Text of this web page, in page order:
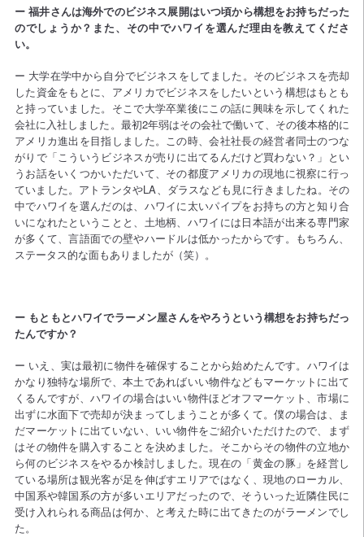
ー 福井さんは海外でのビジネス展開はいつ頃から構想をお持ちだった
のでしょうか？また、その中でハワイを選んだ理由を教えてくださ
い。
ー 大学在学中から自分でビジネスをしてました。そのビジネスを売却
した資金をもとに、アメリカでビジネスをしたいという構想はもとも
と持っていました。そこで大学卒業後にこの話に興味を示してくれた
会社に入社しました。最初2年弱はその会社で働いて、その後本格的に
アメリカ進出を目指しました。この時、会社社長の経営者同士のつな
がりで「こういうビジネスが売りに出てるんだけど買わない？」とい
うお話をいくつかいただいて、その都度アメリカの現地に視察に行っ
ていました。アトランタやLA、ダラスなども見に行きましたね。その
中でハワイを選んだのは、ハワイに太いパイプをお持ちの方と知り合
いになれたということと、土地柄、ハワイには日本語が出来る専門家
が多くて、言語面での壁やハードルは低かったからです。もちろん、
ステータス的な面もありましたが（笑）。
ー もともとハワイでラーメン屋さんをやろうという構想をお持ちだっ
たんですか？
ー いえ、実は最初に物件を確保することから始めたんです。ハワイは
かなり独特な場所で、本土であればいい物件などもマーケットに出て
くるんですが、ハワイの場合はいい物件ほどオフマーケット、市場に
出ずに水面下で売却が決まってしまうことが多くて。僕の場合は、ま
だマーケットに出ていない、いい物件をご紹介いただけたので、まず
はその物件を購入することを決めました。そこからその物件の立地か
ら何のビジネスをやるか検討しました。現在の「黄金の豚」を経営し
ている場所は観光客が足を伸ばすエリアではなく、現地のローカル、
中国系や韓国系の方が多いエリアだったので、そういった近隣住民に
受け入れられる商品は何か、と考えた時に出てきたのがラーメンでし
た。